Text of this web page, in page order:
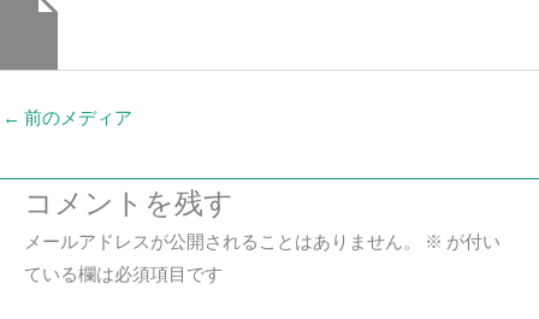
← 前のメディア
コメントを残す
メールアドレスが公開されることはありません。 ※ が付い
ている欄は必須項目です